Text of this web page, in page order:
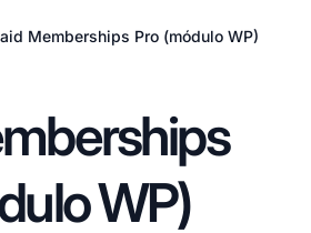
Memberships Pro (módulo WP)
WP)